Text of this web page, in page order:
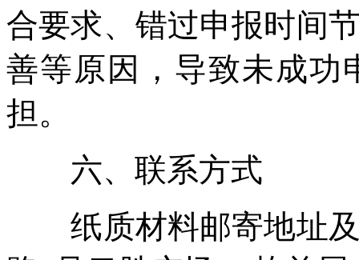
合要求、错过申报时间
善等原因，导致未成功
担。
六、联系方式
纸质材料邮寄地址及